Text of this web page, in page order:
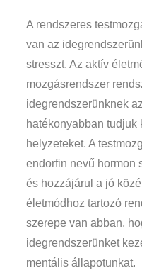
A rendszeres
van az
stresszt. Az aktív
mozgásrendszer
idegrendszerünknek
hatékonyabban tudjuk
helyzeteket. A
endorfin nevű hormon
és hozzájárul a jó
életmódhoz tartozó
szerepe van abban,
idegrendszerünket
mentális állapotunkat.